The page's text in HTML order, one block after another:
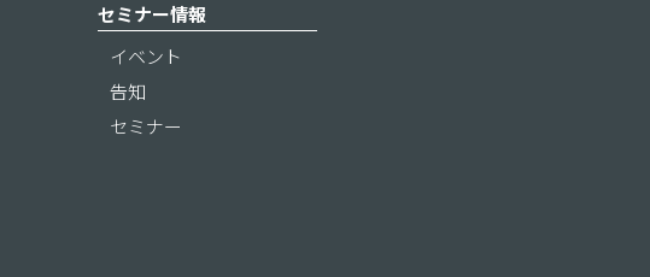
セミナー情報
イベント
告知
セミナー